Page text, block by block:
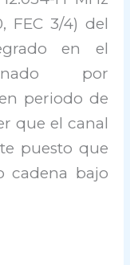
FEC 3/4) del
en el
por
periodo de
que el canal
puesto que
cadena bajo